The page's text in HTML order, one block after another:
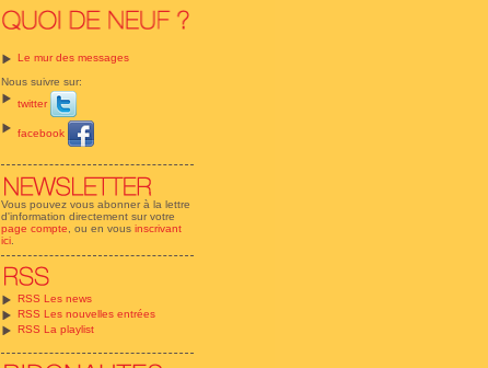
Le mur des messages
Nous suivre sur:
twitter
facebook
Vous pouvez vous abonner à la lettre
d'information directement sur votre
page compte , ou en vous inscrivant
ici
RSS Les news
RSS Les nouvelles entrées
RSS La playlist